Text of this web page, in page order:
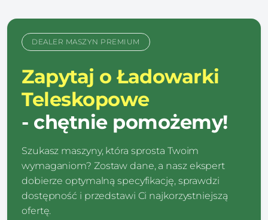
DEALER MASZYN PREMIUM
Zapytaj o Ładowarki
Teleskopowe
- chętnie pomożemy!
Szukasz maszyny, która sprosta Twoim
wymaganiom? Zostaw dane, a nasz ekspert
dobierze optymalną specyfikację, sprawdzi
dostępność i przedstawi Ci najkorzystniejszą
ofertę.